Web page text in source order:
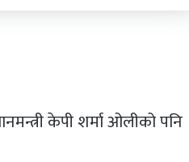
केपी शर्मा ओलीको पनि